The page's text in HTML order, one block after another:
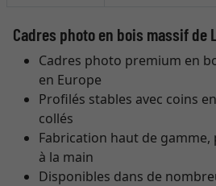
Cadres photo en bois massif de
Cadres photo premium en
en Europe
Profilés stables avec coins
collés
Fabrication haut de
à la main
Disponibles dans de